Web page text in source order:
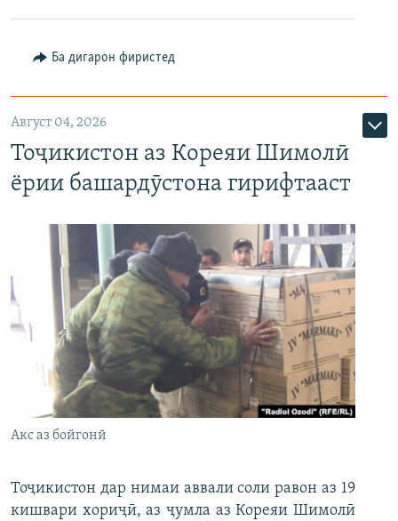
Ба дигарон фиристед
Август 04, 2026
Тоҷикистон аз Кореяи Шимолӣ
ёрии башардӯстона гирифтааст
Акс аз бойгонӣ
Тоҷикистон дар нимаи аввали соли равон аз 19
кишвари хориҷӣ, аз ҷумла аз Кореяи Шимолӣ